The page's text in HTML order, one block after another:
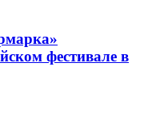
фестивале в